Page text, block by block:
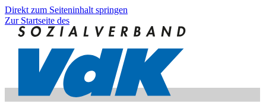
Direkt zum Seiteninhalt springen
Zur Startseite des